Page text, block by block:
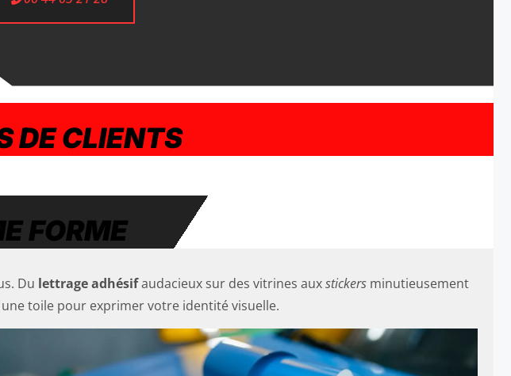
DE CLIENTS
FORME
Du lettrage adhésifaudacieux sur des vitrines auxstickers minutieusement
toile pour exprimer votre identité visuelle.